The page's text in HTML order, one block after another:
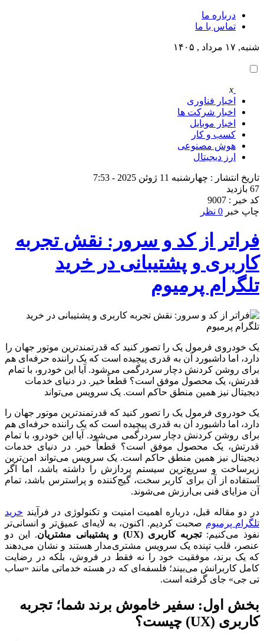
درباره ما
تماس با ما
شنبه, ۱۷ مرداد , ۱۴۰۵
x
اخبار فناوری
اخبار شرکت ها
اخبار موبایل
کسب و کار
هوش مصنوعی
ارز دیجیتال
تاریخ انتشار : چهارشنبه 11 ژوئن 2025 - 7:53
67 بازدید
کد خبر : 9007
چاپ خبر 0 نظر
فراتر از کد و سرور: نقش تجربه
کاربری و پشتیبانی در خرید
تلگرام پرمیوم
یک خودروی فرمول یک را تصور کنید که قدرتمندترین موتور جهان را
دارد، اما داشبورد آن به قدری پیچیده است که یک راننده حرفه‌ای هم
برای روشن کردنش دچار سردرگمی می‌شود. آیا این خودرو، با تمام
قدرتش، یک محصول موفق است؟ قطعاً خیر. در دنیای خدمات
دیجیتال نیز همین منطق حاکم است. یک سرویس می‌تواند
یک خودروی فرمول یک را تصور کنید که قدرتمندترین موتور جهان را
دارد، اما داشبورد آن به قدری پیچیده است که یک راننده حرفه‌ای هم
برای روشن کردنش دچار سردرگمی می‌شود. آیا این خودرو، با تمام
قدرتش، یک محصول موفق است؟ قطعاً خیر. در دنیای خدمات
دیجیتال نیز همین منطق حاکم است. یک سرویس می‌تواند امن‌ترین
زیرساخت و سریع‌ترین سیستم پردازش را داشته باشد، اما اگر
استفاده از آن برای کاربر سخت، گیج‌کننده و پراسترس باشد، تمام
آن مزایای فنی بی‌ارزش می‌شوند.
در دو مقاله قبل، درباره اهمیت امنیت و تکنولوژی در فرآیند خرید
تلگرام پرمیوم صحبت کردیم. اکنون، به لایه‌ای عمیق‌تر و انسانی‌تر
نفوذ می‌کنیم:تجربه کاربری (UX) و پشتیبانی مشتریان
. این دو
عنصر، قلب تپنده یک سرویس مشتری‌مدار هستند و نشان می‌دهند
که یک برند، موفقیت خود را نه فقط در فروش، بلکه در رضایت
کامل کاربرانش می‌بیند؛ فلسفه‌ای که در هسته خدماتی مانند «ساب
تی جی» جای گرفته است.
بخش اول: سفیر خاموش برند شما؛ تجربه
کاربری (UX) چیست؟